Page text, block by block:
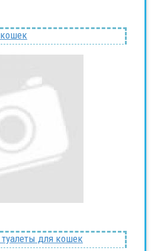
для кошек